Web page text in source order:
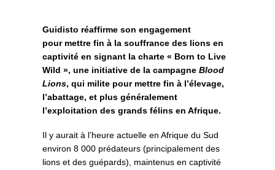
Guidisto réaffirme son engagement
pour mettre fin à la souffrance des lions en
captivité en signant la charte « Born to Live
Wild », une initiative de la campagne Blood
Lions, qui milite pour mettre fin à l’élevage,
l’abattage, et plus généralement
l’exploitation des grands félins en Afrique.
Il y aurait à l’heure actuelle en Afrique du Sud
environ 8 000 prédateurs (principalement des
lions et des guépards), maintenus en captivité